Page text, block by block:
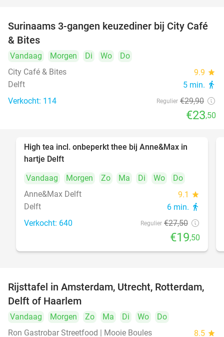
21%
Surinaams 3-gangen keuzediner bij City Café
& Bites
Vandaag Morgen Di Wo
Do
City Café & Bites
9.9 star
Delft 5 min. directions_walk
Verkocht: 114 Regulier €29,90
€23,50
29%
High tea incl. onbeperkt thee bij Anne&Max in
hartje Delft
Vandaag
Morgen Zo Ma Di Wo
Do
Anne&Max Delft
9.1 star
Delft 6 min. directions_walk
Verkocht: 640 Regulier €27,50
€19,50
19%
Rijsttafel in Amsterdam, Utrecht, Rotterdam,
Delft of Haarlem
Vandaag Morgen Zo Ma Di Wo
Do
Ron Gastrobar Streetfood | Mooie Boules
8.5 star